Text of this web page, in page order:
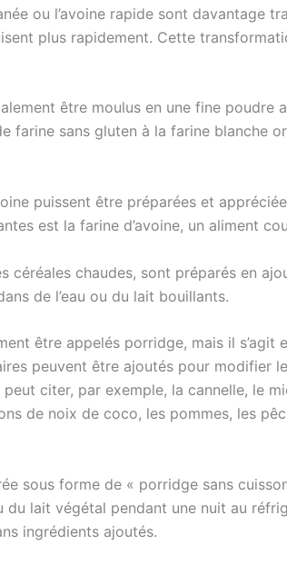
ou l’avoine rapide sont davantage
plus rapidement. Cette
être moulus en une fine poudre
farine sans gluten à la farine blanche
puissent être préparées et
est la farine d’avoine, un aliment
céréales chaudes, sont préparés en
de l’eau ou du lait bouillants.
être appelés porridge, mais il s’agit
peuvent être ajoutés pour modifier
citer, par exemple, la cannelle, le
de noix de coco, les pommes, les
sous forme de « porridge sans
du lait végétal pendant une nuit au
ingrédients ajoutés.